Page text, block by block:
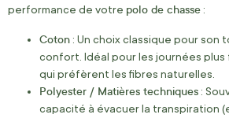
performance de votre polo de chasse :
Coton : Un choix classique pour son
confort. Idéal pour les journées plus
qui préfèrent les fibres naturelles.
Polyester / Matières techniques :
capacité à évacuer la transpiration